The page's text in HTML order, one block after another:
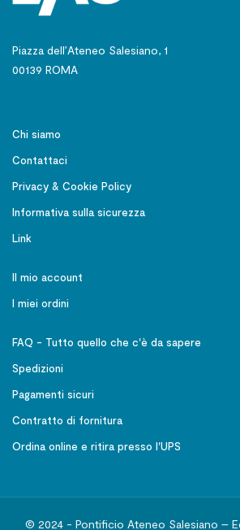
Piazza dell’Ateneo Salesiano, 1
00139 ROMA
Chi siamo
Contattaci
Privacy & Cookie Policy
Informativa sulla sicurezza
Link
Il mio account
I miei ordini
FAQ - Tutto quello che c'è da sapere
Spedizioni
Pagamenti sicuri
Contratto di fornitura
Ordina online e ritira presso l'UPS
© 2024 - Pontificio Ateneo Salesiano –